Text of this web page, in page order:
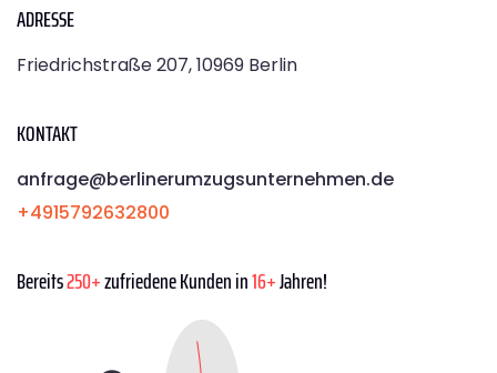
ADRESSE
Friedrichstraße 207, 10969 Berlin
KONTAKT
anfrage@berlinerumzugsunternehmen.de
+4915792632800
Bereits250+zufriedene Kunden in16+Jahren!